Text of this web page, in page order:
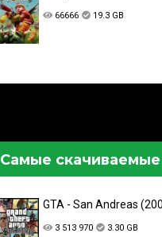
66666 19.3 GB
Самые скачиваемые
GTA - San Andreas
3 513 970 3.30 GB